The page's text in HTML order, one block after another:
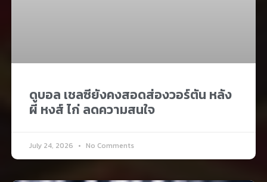
ดูบอล เชลซียังคงสอดส่องวอร์ตัน หลัง
ผี หงส์ ไก่ ลดความสนใจ
July 24, 2026 No Comments